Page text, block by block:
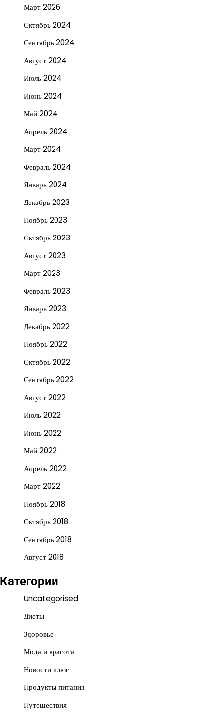
Март 2026
Октябрь 2024
Сентябрь 2024
Август 2024
Июль 2024
Июнь 2024
Май 2024
Апрель 2024
Март 2024
Февраль 2024
Январь 2024
Декабрь 2023
Ноябрь 2023
Октябрь 2023
Август 2023
Март 2023
Февраль 2023
Январь 2023
Декабрь 2022
Ноябрь 2022
Октябрь 2022
Сентябрь 2022
Август 2022
Июль 2022
Июнь 2022
Май 2022
Апрель 2022
Март 2022
Ноябрь 2018
Октябрь 2018
Сентябрь 2018
Август 2018
Категории
Uncategorised
Диеты
Здоровье
Мода и красота
Новости плюс
Продукты питания
Путешествия